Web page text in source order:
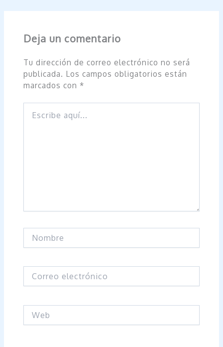
Deja un comentario
Tu dirección de correo electrónico no será
publicada. Los campos obligatorios están
marcados con *
aquí...
electrónico